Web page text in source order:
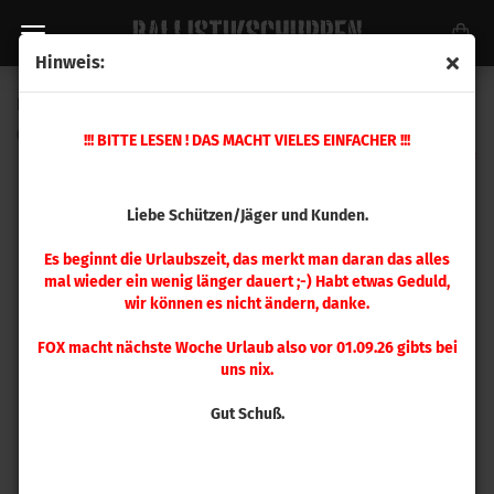
Hinweis:
!!! BITTE LESEN ! DAS MACHT VIELES EINFACHER !!!
Liebe Schützen/Jäger und Kunden.
Es beginnt die Urlaubszeit, das merkt man daran das alles
mal wieder ein wenig länger dauert ;-) Habt etwas Geduld,
wir können es nicht ändern, danke.
FOX macht nächste Woche Urlaub also vor 01.09.26 gibts bei
uns nix.
Gut Schuß.
398372)